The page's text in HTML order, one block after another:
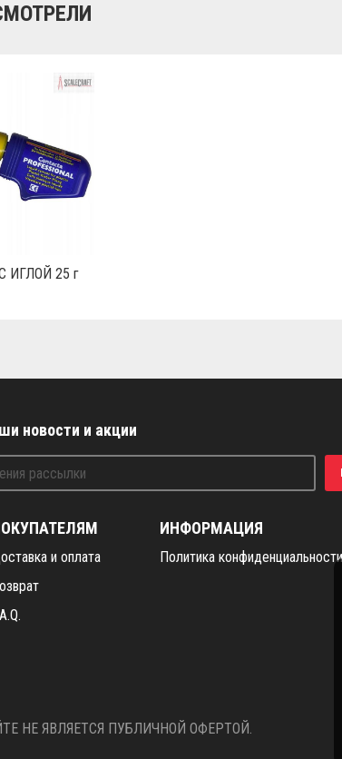
ИГЛОЙ 25 г
новости и акции
и оплата
ИНФОРМАЦИЯ
Политика конфиденциальности
НЕ ЯВЛЯЕТСЯ ПУБЛИЧНОЙ ОФЕРТОЙ.